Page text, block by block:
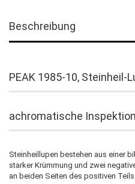
Beschreibung
PEAK 1985-10, Steinheil-
achromatische
Steinheillupen bestehen aus einer
starker Krümmung und zwei
an beiden Seiten des positiven